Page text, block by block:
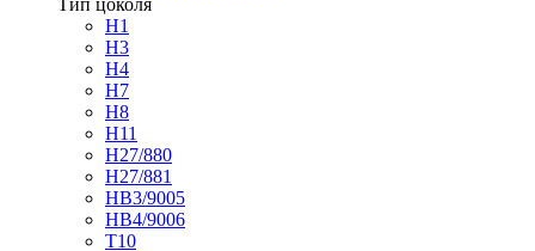
Тип цоколя
H1
H3
H4
H7
H8
H11
H27/880
H27/881
HB3/9005
HB4/9006
T10